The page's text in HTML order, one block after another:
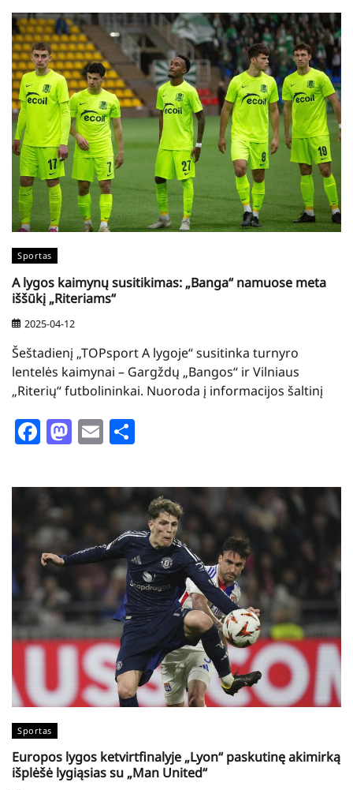
Sportas
A lygos kaimynų susitikimas: „Banga“ namuose meta
iššūkį „Riteriams“
2025-04-12
Šeštadienį „TOPsport A lygoje“ susitinka turnyro
lentelės kaimynai – Gargždų „Bangos“ ir Vilniaus
„Riterių“ futbolininkai. Nuoroda į informacijos šaltinį
Facebook
Mastodon
Email
Sportas
Europos lygos ketvirtfinalyje „Lyon“ paskutinę akimirką
išplėšė lygiąsias su „Man United“